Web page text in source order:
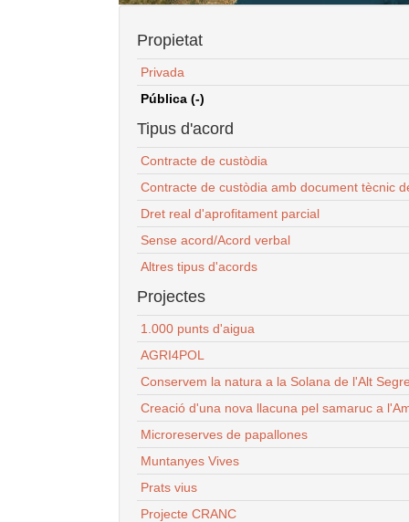
Propietat
Privada
Pública (-)
Tipus d'acord
Contracte de custòdia
Contracte de custòdia amb document tècnic
Dret real d'aprofitament parcial
Sense acord/Acord verbal
Altres tipus d'acords
Projectes
1.000 punts d'aigua
AGRI4POL
Conservem la natura a la Solana de l'Alt
Creació d'una nova llacuna pel samaruc a
Microreserves de papallones
Muntanyes Vives
Prats vius
Projecte CRANC